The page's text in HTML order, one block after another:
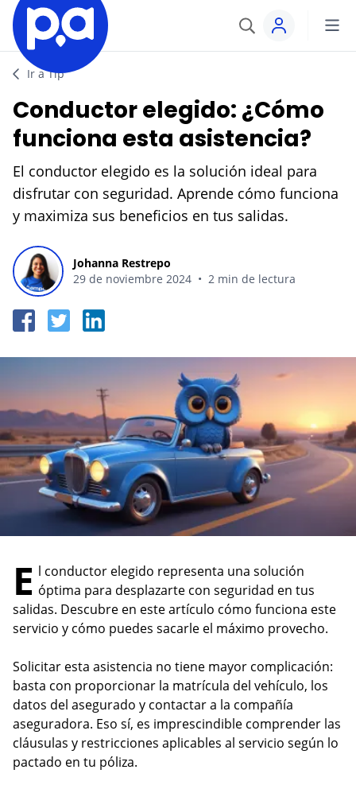
Seguros
VEHÍCULOS
SOAT
Seguro Obligatorio de Accidentes de Tránsito
Seguro para Motos
Seguro de Vida
INFÓRMATE
¿Cómo funciona la
responsabilidad civil
extracontractual?
¿Qué es pérdida parcial en
seguros?
Tipos de vehículos: ¿Qué
clases de carros existen?
¿Cómo, cuándo y dónde
comprar el SOAT?
Productos financieros
CRÉDITOS
Crédito Hipotecario
Crédito de Vehículo
Credito de Consumo
TARJETAS
Cuenta de Ahorro
INFÓRMATE
Tarjetas de crédito para
¿Cuáles son los requisitos
para un crédito hipotecario?
Tarjeta de crédito virtual
¿Qué tipos de subsidio de
vivienda existen en
Colombia?
Blog
CATEGORÍAS
Autos
Viajes
Estilo de Vida
Otros temas
INFÓRMATE
¿Qué son y para qué sirven
las señales de tránsito?
Licencia de conducir para
moto: requisitos y costos
Diferencia entre tarjeta de
crédito y débito: ¿Una o
10 consejos para comprar
por internet
VER BLOG
IR AL CENTRO DE AYUDA
Ir a Tip
Conductor elegido: ¿Cómo
funciona esta asistencia?
El conductor elegido es la solución ideal para
disfrutar con seguridad. Aprende cómo funciona
y maximiza sus beneficios en tus salidas.
Johanna Restrepo
29 de noviembre 2024 • 2 min de lectura
E l conductor elegido representa una solución
óptima para desplazarte con seguridad en tus
salidas. Descubre en este artículo cómo funciona este
servicio y cómo puedes sacarle el máximo provecho.
Solicitar esta asistencia no tiene mayor complicación:
basta con proporcionar la matrícula del vehículo, los
datos del asegurado y contactar a la compañía
aseguradora. Eso sí, es imprescindible comprender las
cláusulas y restricciones aplicables al servicio según lo
pactado en tu póliza.